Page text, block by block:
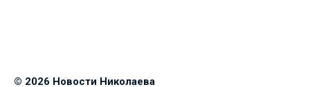
© 2026 Новости Николаева